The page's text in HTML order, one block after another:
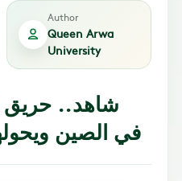
Author
Queen Arwa
University
شاهد.. حريق
في الصين